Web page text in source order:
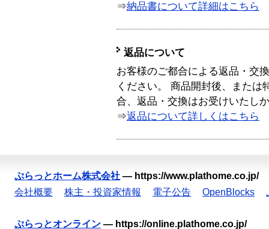
⇒納品書について詳細はこちら
返品について
お客様のご都合による返品・交
ください。 商品開封後、または
合、返品・交換はお受けいたし
⇒返品について詳しくはこちら
ぷらっとホーム株式会社 — https://www.plathome.co.jp/
会社概要
株主・投資家情報 電子公告 OpenBlocks
ぷらっとオンライン — https://online.plathome.co.jp/